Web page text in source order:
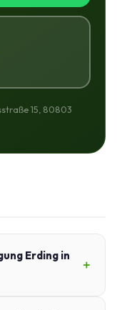
15, 80803
Erding in